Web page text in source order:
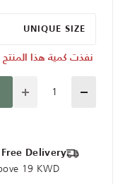
UNIQUE SIZE
نفذت كمية هذا المنتج
Quantity
Free Delivery
19 KWD